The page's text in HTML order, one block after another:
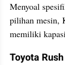
Menyoal
pilihan mesin,
memiliki
Toyota Rush